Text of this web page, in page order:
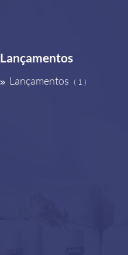
Lançamentos
Lançamentos ( 1 )